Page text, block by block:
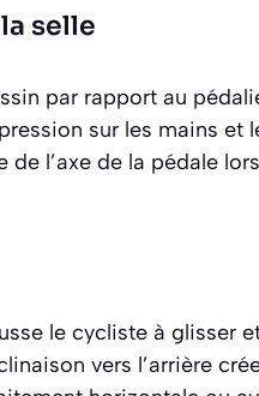
selle
par rapport au
sur les mains et
l’axe de la pédale
le cycliste à glisser
vers l’arrière